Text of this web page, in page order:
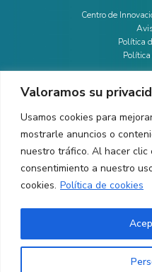
Valoramos su
Usamos cookies para
mostrarle anuncios o
nuestro tráfico. Al hacer clic
consentimiento a nuestro
cookies. Política de cookies
Centro de
Política
Ed. K2M
C/
08034
+34 93